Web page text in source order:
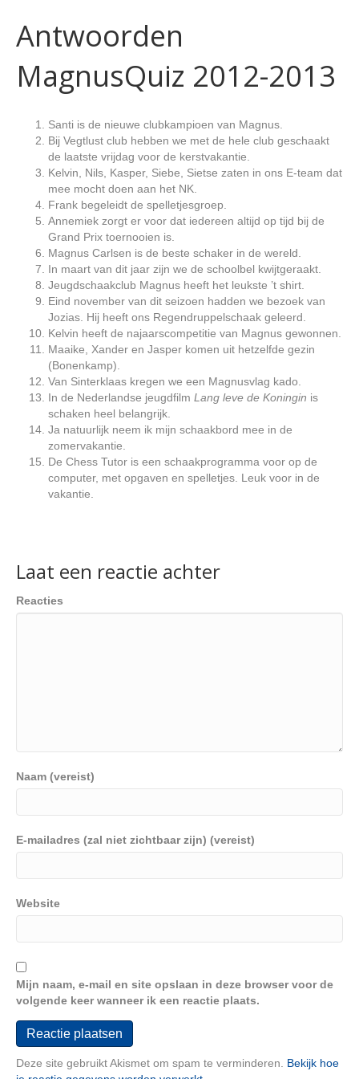
Antwoorden
MagnusQuiz 2012-2013
Santi is de nieuwe clubkampioen van Magnus.
Bij Vegtlust club hebben we met de hele club geschaakt
de laatste vrijdag voor de kerstvakantie.
Kelvin, Nils, Kasper, Siebe, Sietse zaten in ons E-team dat
mee mocht doen aan het NK.
Frank begeleidt de spelletjesgroep.
Annemiek zorgt er voor dat iedereen altijd op tijd bij de
Grand Prix toernooien is.
Magnus Carlsen is de beste schaker in de wereld.
In maart van dit jaar zijn we de schoolbel kwijtgeraakt.
Jeugdschaakclub Magnus heeft het leukste ’t shirt.
Eind november van dit seizoen hadden we bezoek van
Jozias. Hij heeft ons Regendruppelschaak geleerd.
Kelvin heeft de najaarscompetitie van Magnus gewonnen.
Maaike, Xander en Jasper komen uit hetzelfde gezin
(Bonenkamp).
Van Sinterklaas kregen we een Magnusvlag kado.
In de Nederlandse jeugdfilm Lang leve de Koningin is
schaken heel belangrijk.
Ja natuurlijk neem ik mijn schaakbord mee in de
zomervakantie.
De Chess Tutor is een schaakprogramma voor op de
computer, met opgaven en spelletjes. Leuk voor in de
vakantie.
Laat een reactie achter
Reacties
Naam (vereist)
E-mailadres (zal niet zichtbaar zijn) (vereist)
Website
Mijn naam, e-mail en site opslaan in deze browser voor de
volgende keer wanneer ik een reactie plaats.
Deze site gebruikt Akismet om spam te verminderen. Bekijk hoe